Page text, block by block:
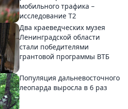
мобильного трафика –
исследование T2
Два краеведческих музея
Ленинградской области
стали победителями
грантовой программы ВТБ
Популяция дальневосточного
леопарда выросла в 6 раз